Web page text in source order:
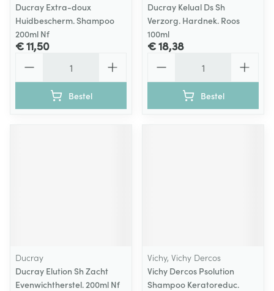
Ducray Extra-doux
Huidbescherm. Shampoo
200ml Nf
€ 11,50
Bestel
Ducray Kelual Ds Sh
Verzorg. Hardnek. Roos
100ml
€ 18,38
Bestel
Ducray
Ducray Elution Sh Zacht
Evenwichtherstel. 200ml Nf
Vichy, Vichy Dercos
Vichy Dercos Psolution
Shampoo Keratoreduc.